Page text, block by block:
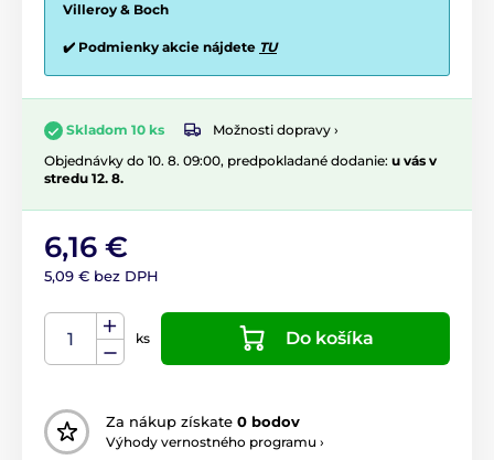
Villeroy & Boch
✔️ Podmienky akcie nájdete TU
Skladom 10 ks
Možnosti dopravy ›
Objednávky do 10. 8. 09:00, predpokladané dodanie: u vás v
stredu 12. 8.
6,16 €
5,09 € bez DPH
ks Do košíka
Za nákup získate 0 bodov
Výhody vernostného programu ›